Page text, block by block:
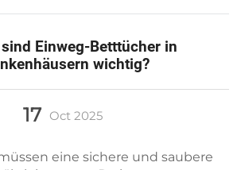
Einweg-Betttücher in
wichtig?
17 Oct 2025
eine sichere und saubere